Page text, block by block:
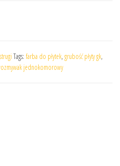
Tags: farba do płytek, grubość płyty gk,
jednokomorowy